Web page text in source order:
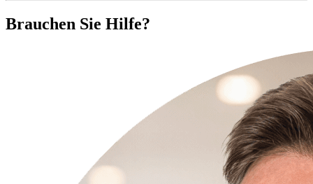
Brauchen Sie Hilfe?